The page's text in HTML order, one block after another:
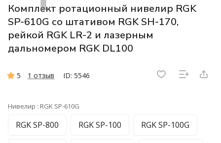
Комплект ротационный нивелир RGK
SP-610G со штативом RGK SH-170,
рейкой RGK LR-2 и лазерным
дальномером RGK DL100
5 1 отзыв ID: 5546
Нивелир : RGK SP-610G
RGK SP-800 RGK SP-100 RGK SP-100G